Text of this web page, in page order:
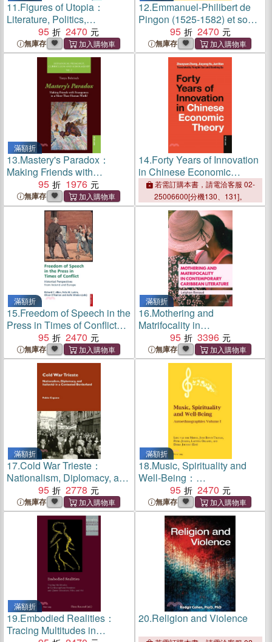
11.Figures of Utopia：
Literature, Politics,
Philosophy
95 2470
無庫存
12.Emmanuel-Philibert de
Pingon (1525-1582) et son
temps：Literary and Political
Networks in Early Modern
Savoy
95 2470
無庫存
滿額折
13.Mastery's Paradox：
Making Friends with
Strangeness in a More-
Than-Human World
95 1976
無庫存
14.Forty Years of Innovation
in Chinese Economic
Theory
若需訂購本書，請電洽客服 02-
25006600[分機130、131]。
滿額折
15.Freedom of Speech in the
Press in Times of Conflict：
Historical Perspectives from
Ireland and Europe
95 2470
無庫存
滿額折
16.Mothering and
Matrifocality in
Contemporary Caribbean
Literature
95 3396
無庫存
滿額折
17.Cold War Trieste：
Nationalism, Diplomacy, and
"Italianita" in a Contested
Borderland
95 2778
無庫存
滿額折
18.Music, Spirituality and
Well-Being：
Autoethnographies Volume I
95 2470
無庫存
滿額折
19.Embodied Realities：
Tracing Multitudes in
20.Religion and Violence